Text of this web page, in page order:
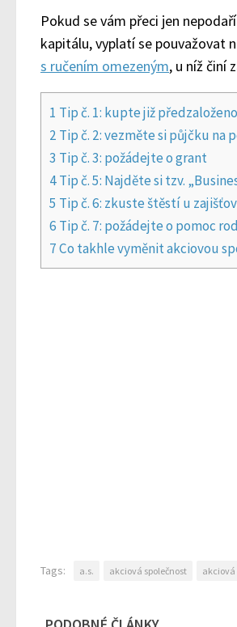
Pokud se vám přeci jen
kapitálu, vyplatí se pouvažovat
s ručením omezeným, u níž činí
1 Tip č. 1: kupte již
2 Tip č. 2: vezměte si půjčku na
3 Tip č. 3: požádejte o grant
4Tip č. 5: Najděte si tzv.
5 Tip č. 6: zkuste štěstí u
6 Tip č. 7: požádejte o pomoc
7Co takhle vyměnit akciovou
Tags: a.s. akciová společnost